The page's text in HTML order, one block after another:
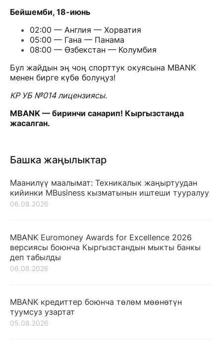
Бейшемби, 18-июнь
02:00 — Англия — Хорватия
05:00 — Гана — Панама
08:00 — Өзбекстан — Колумбия
Бул жайдын эң чоң спорттук окуясына MBANK
менен бирге күбө болуңуз!
КР УБ №014 лицензиясы.
MBANK — биринчи санарип! Кыргызстанда
жасалган.
Башка жаңылыктар
Маанилүү маалымат: Техникалык жаңыртуудан
кийинки MBusiness кызматынын иштеши тууралуу
06.08.2026
MBANK Euromoney Awards for Excellence 2026
версиясы боюнча Кыргызстандын мыкты банкы
деп табылды
06.08.2026
MBANK кредиттер боюнча төлөм мөөнөтүн
туумсуз узартат
05.08.2026